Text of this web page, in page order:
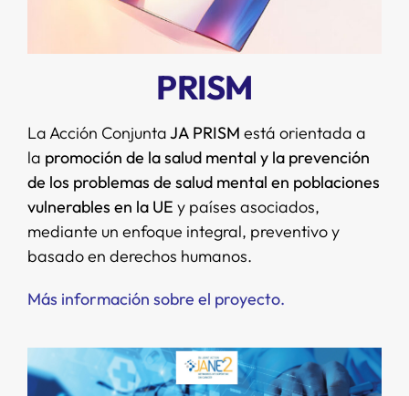
PRISM
La Acción ConjuntaJA PRISM está orientada a
la promoción de la salud mental y la prevención
de los problemas de salud mental en poblaciones
vulnerables en la UE y países asociados,
mediante un enfoque integral, preventivo y
basado en derechos humanos.
Más información sobre el proyecto.